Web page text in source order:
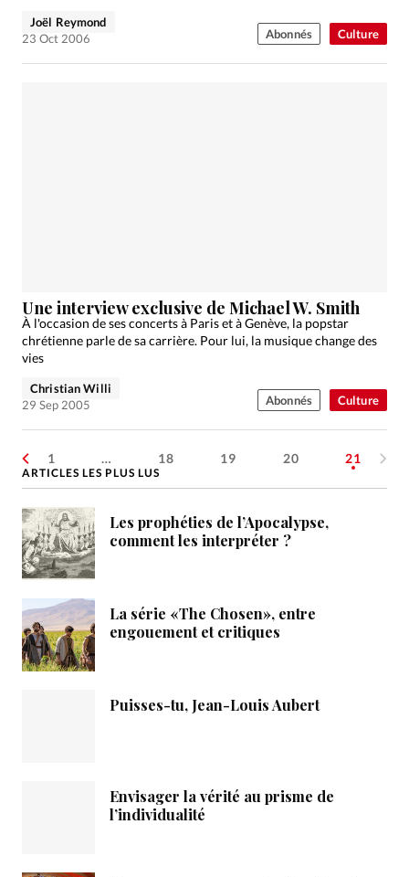
Culture
Joël Reymond
23 Oct 2006
Abonnés
Culture
Une interview exclusive de Michael W. Smith
À l'occasion de ses concerts à Paris et à Genève, la popstar
chrétienne parle de sa carrière. Pour lui, la musique change des
vies
Christian Willi
29 Sep 2005
Abonnés
1 … 18 19 20 21
ARTICLES LES PLUS LUS
Les prophéties de l’Apocalypse,
comment les interpréter ?
La série «The Chosen», entre
engouement et critiques
Puisses-tu, Jean-Louis Aubert
Envisager la vérité au prisme de
l’individualité